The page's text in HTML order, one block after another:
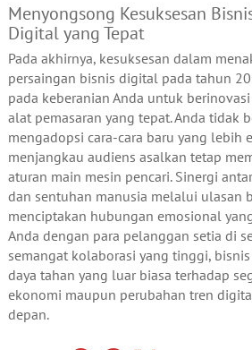
Menyongsong Kesuksesan
Digital yang Tepat
Pada akhirnya, kesuksesan dalam
persaingan bisnis digital pada tahun
pada keberanian Anda untuk
alat pemasaran yang tepat. Anda tidak
mengadopsi cara-cara baru yang lebih
menjangkau audiens asalkan tetap
aturan main mesin pencari. Sinergi
dan sentuhan manusia melalui ulasan
menciptakan hubungan emosional
Anda dengan para pelanggan setia di
semangat kolaborasi yang tinggi,
daya tahan yang luar biasa terhadap
ekonomi maupun perubahan tren
depan.